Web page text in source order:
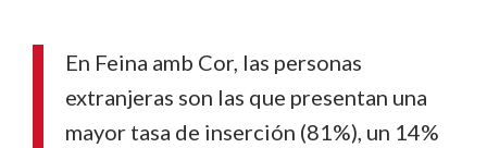
En Feina amb Cor, las personas
extranjeras son las que presentan una
mayor tasa de inserción (81%), un 14%